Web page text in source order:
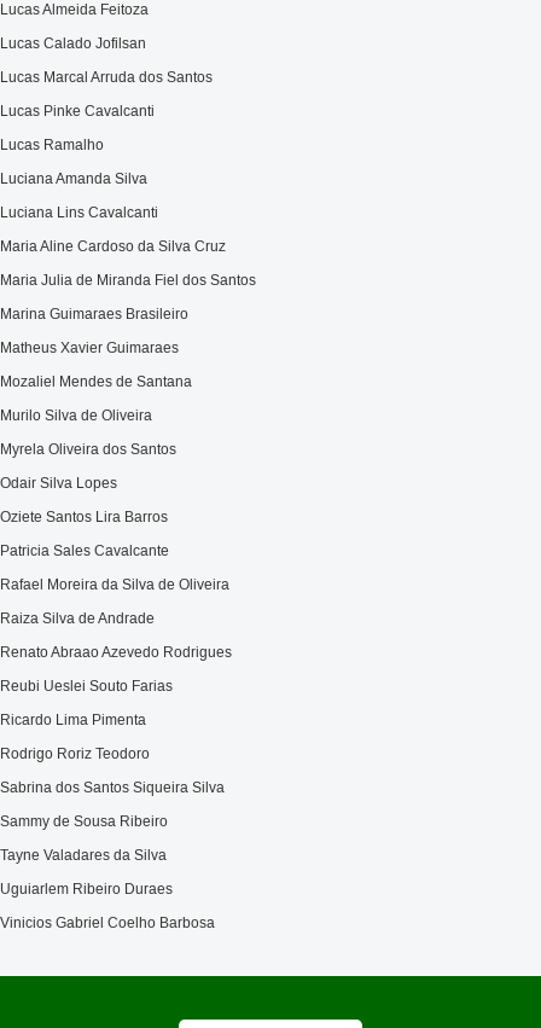
Lucas Almeida Feitoza
Lucas Calado Jofilsan
Lucas Marcal Arruda dos Santos
Lucas Pinke Cavalcanti
Lucas Ramalho
Luciana Amanda Silva
Luciana Lins Cavalcanti
Maria Aline Cardoso da Silva Cruz
Maria Julia de Miranda Fiel dos Santos
Marina Guimaraes Brasileiro
Matheus Xavier Guimaraes
Mozaliel Mendes de Santana
Murilo Silva de Oliveira
Myrela Oliveira dos Santos
Odair Silva Lopes
Oziete Santos Lira Barros
Patricia Sales Cavalcante
Rafael Moreira da Silva de Oliveira
Raiza Silva de Andrade
Renato Abraao Azevedo Rodrigues
Reubi Ueslei Souto Farias
Ricardo Lima Pimenta
Rodrigo Roriz Teodoro
Sabrina dos Santos Siqueira Silva
Sammy de Sousa Ribeiro
Tayne Valadares da Silva
Uguiarlem Ribeiro Duraes
Vinicios Gabriel Coelho Barbosa